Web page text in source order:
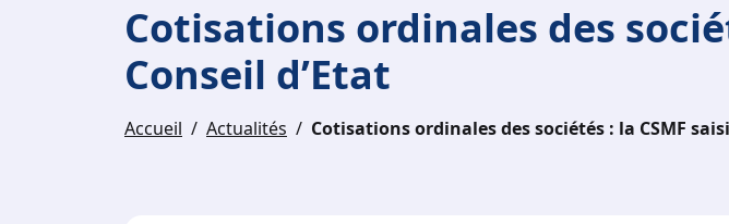
Cotisations ordinales des
Conseil d’Etat
Accueil Actualités Cotisations ordinales des sociétés : la CSMF